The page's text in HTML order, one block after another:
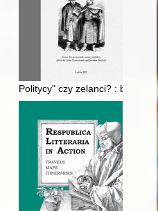
in Polish education in
Politycy" czy zelanci? : biskupi